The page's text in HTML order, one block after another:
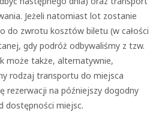
Jeżeli natomiast lot zostanie
do zwrotu kosztów biletu (w całości
gdy podróż odbywaliśmy z tzw.
może także, alternatywnie,
rodzaj transportu do miejsca
rezerwacji na późniejszy dogodny
dostępności miejsc.